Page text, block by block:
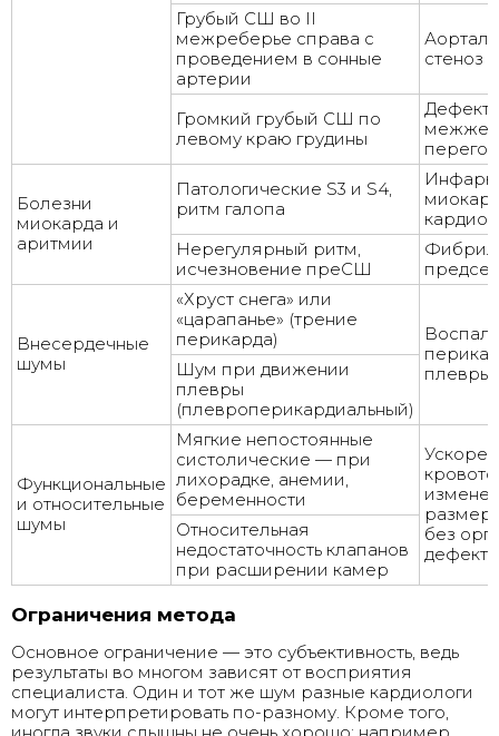
Грубый СШ во II
межреберье справа с
проведением в сонные
артерии
стеноз
Громкий грубый СШ по
левому краю грудины
Дефект
Болезни
миокарда и
аритмии
Патологические S3 и S4,
ритм галопа
Нерегулярный ритм,
исчезновение преСШ
Внесердечные
шумы
«Хруст снега» или
«царапанье» (трение
перикарда)
плевры
Шум при движении
плевры
(плевроперикардиальный)
Функциональные
и относительные
шумы
Мягкие непостоянные
систолические — при
лихорадке, анемии,
беременности
без
дефекта
Относительная
недостаточность клапанов
при расширении камер
Ограничения метода
Основное ограничение — это субъективность, ведь
результаты во многом зависят от восприятия
специалиста. Один и тот же шум разные кардиологи
могут интерпретировать по-разному. Кроме того,
иногда звуки слышны не очень хорошо: например,